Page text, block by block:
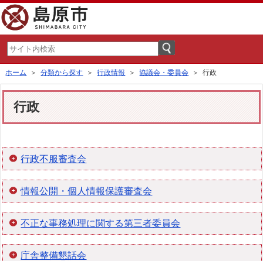
ホーム ＞分類から探す ＞行政情報 ＞協議会・委員会 ＞ 行政
行政
行政不服審査会
情報公開・個人情報保護審査会
不正な事務処理に関する第三者委員会
庁舎整備懇話会